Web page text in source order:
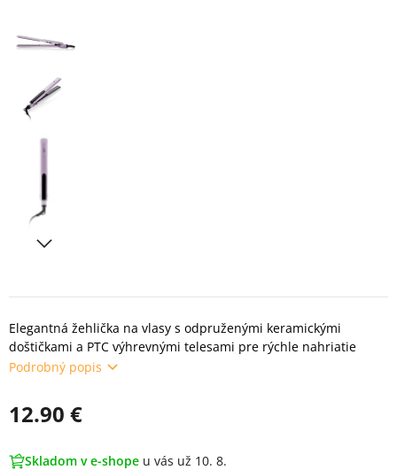
Elegantná žehlička na vlasy s odpruženými keramickými
doštičkami a PTC výhrevnými telesami pre rýchle nahriatie
Podrobný popis
12.90 €
Skladom v e-shope u vás už 10. 8.